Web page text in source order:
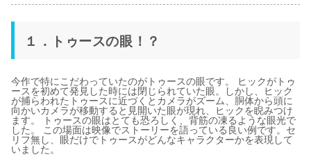
１．トゥースの眼！？
今作で特にこだわっていたのがトゥースの眼です。 ヒックがトゥ
ースを初めて発見した時には閉じられていた眼。しかし、ヒック
が捕らわれたトゥースに近づくとカメラがズーム、胴体から頭に
向かいカメラが移動すると見開いた眼が現れ、ヒックを睨みつけ
ます。 トゥースの眼はとても恐ろしく、背筋の凍るような眼光で
した。 この場面は映像でストーリーを語っている良い例です。セ
リフ無し、眼だけでトゥースがどんなキャラクターかを表現して
いました。